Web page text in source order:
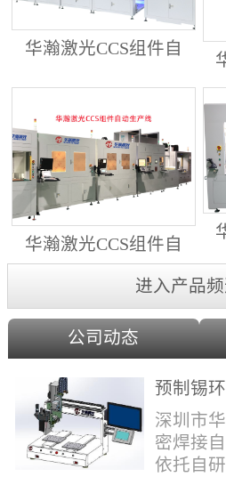
华瀚激光CCS组件自
动生产线（纵向线）
华瀚激光CCS组件自
动生产线（横向线）
进入产品
公司动态
预制锡
环机，
深圳市
密焊接
依托自